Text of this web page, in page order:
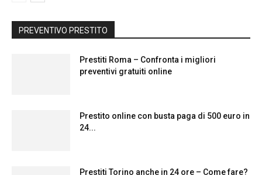
PREVENTIVO PRESTITO
Prestiti Roma – Confronta i migliori
preventivi gratuiti online
Prestito online con busta paga di 500 euro in
24...
Prestiti Torino anche in 24 ore – Come fare?